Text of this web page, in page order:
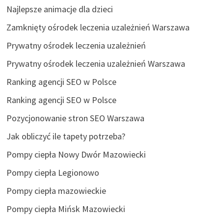
Najlepsze animacje dla dzieci
Zamknięty ośrodek leczenia uzależnień Warszawa
Prywatny ośrodek leczenia uzależnień
Prywatny ośrodek leczenia uzależnień Warszawa
Ranking agencji SEO w Polsce
Ranking agencji SEO w Polsce
Pozycjonowanie stron SEO Warszawa
Jak obliczyć ile tapety potrzeba?
Pompy ciepła Nowy Dwór Mazowiecki
Pompy ciepła Legionowo
Pompy ciepła mazowieckie
Pompy ciepła Mińsk Mazowiecki